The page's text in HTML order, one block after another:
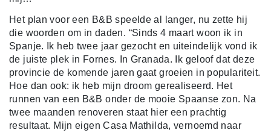
Het plan voor een B&B speelde al langer, nu zette hij
die woorden om in daden. “Sinds 4 maart woon ik in
Spanje. Ik heb twee jaar gezocht en uiteindelijk vond ik
de juiste plek in Fornes. In Granada. Ik geloof dat deze
provincie de komende jaren gaat groeien in populariteit.
Hoe dan ook: ik heb mijn droom gerealiseerd. Het
runnen van een B&B onder de mooie Spaanse zon. Na
twee maanden renoveren staat hier een prachtig
resultaat. Mijn eigen Casa Mathilda, vernoemd naar